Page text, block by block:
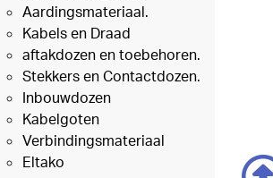
Aardingsmateriaal.
Kabels en Draad
aftakdozen en toebehoren.
Stekkers en Contactdozen.
Inbouwdozen
Kabelgoten
Verbindingsmateriaal
Eltako